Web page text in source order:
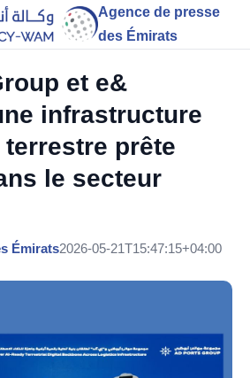
Agence de presse
des Émirats
et e&
infrastructure
prête
le secteur
Émirats2026-05-21T15:47:15+04:00